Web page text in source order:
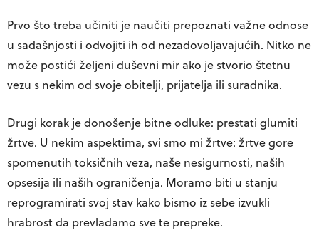
Prvo što treba učiniti je naučiti prepoznati važne odnose
u sadašnjosti i odvojiti ih od nezadovoljavajućih. Nitko ne
može postići željeni duševni mir ako je stvorio štetnu
vezu s nekim od svoje obitelji, prijatelja ili suradnika.
Drugi korak je donošenje bitne odluke: prestati glumiti
žrtve. U nekim aspektima, svi smo mi žrtve: žrtve gore
spomenutih toksičnih veza, naše nesigurnosti, naših
opsesija ili naših ograničenja. Moramo biti u stanju
reprogramirati svoj stav kako bismo iz sebe izvukli
hrabrost da prevladamo sve te prepreke.